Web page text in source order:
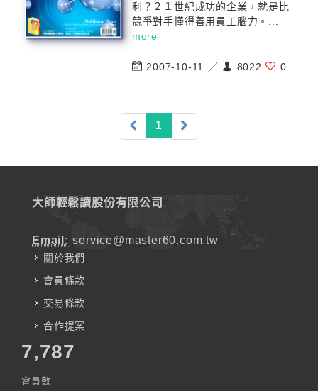
利？２１世紀成功的企業，就是比
競爭對手懂得善用員工腦力。...
more
2007-10-11 ／ 8022 0
1 (current)
大師輕鬆讀股份有限公司
Email: service@master60.com.tw
關於我們
會員條款
交易條款
合作提案
7,787
會員數